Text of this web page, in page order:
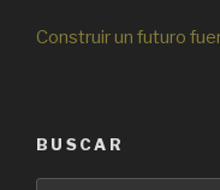
Construir un futuro
BUSCAR